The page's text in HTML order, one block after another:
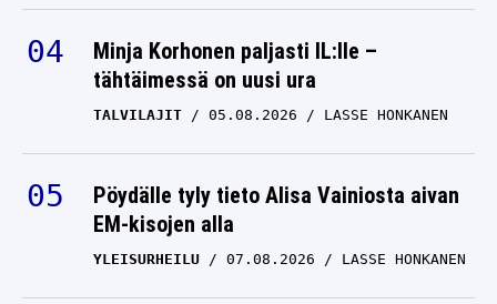
Minja Korhonen paljasti IL:lle –
tähtäimessä on uusi ura
TALVILAJIT 05.08.2026 LASSE HONKANEN
Pöydälle tyly tieto Alisa Vainiosta aivan
EM-kisojen alla
YLEISURHEILU 07.08.2026 LASSE HONKANEN